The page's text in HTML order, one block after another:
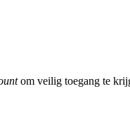
om veilig toegang te